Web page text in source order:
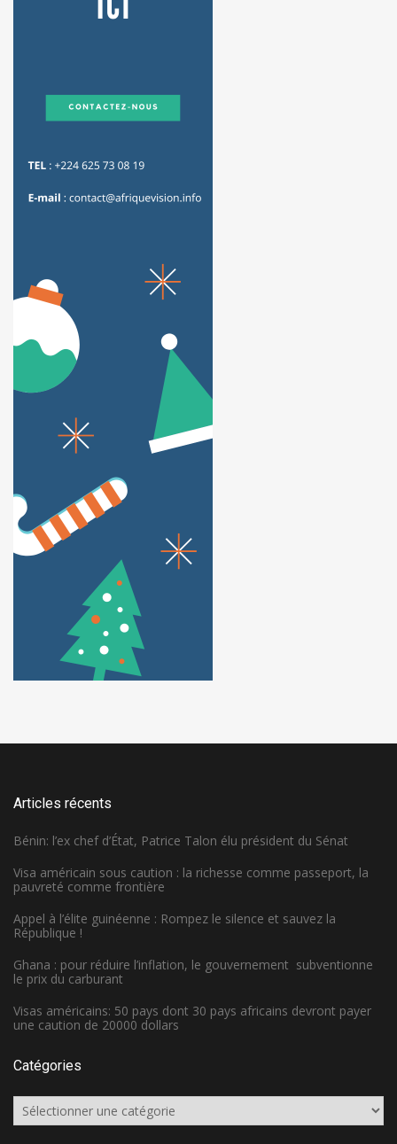
Articles récents
Bénin: l’ex chef d’État, Patrice Talon élu président du Sénat
Visa américain sous caution : la richesse comme passeport, la
pauvreté comme frontière
Appel à l’élite guinéenne : Rompez le silence et sauvez la
République !
Ghana : pour réduire l’inflation, le gouvernement subventionne
le prix du carburant
Visas américains: 50 pays dont 30 pays africains devront payer
une caution de 20000 dollars
Catégories
Catégories